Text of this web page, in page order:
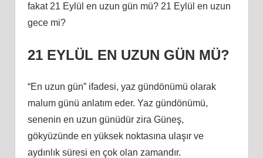
fakat 21 Eylül en uzun gün mü? 21 Eylül en uzun
gece mi?
21 EYLÜL EN UZUN GÜN MÜ?
“En uzun gün” ifadesi, yaz gündönümü olarak
malum günü anlatım eder. Yaz gündönümü,
senenin en uzun günüdür zira Güneş,
gökyüzünde en yüksek noktasına ulaşır ve
aydınlık süresi en çok olan zamandır.